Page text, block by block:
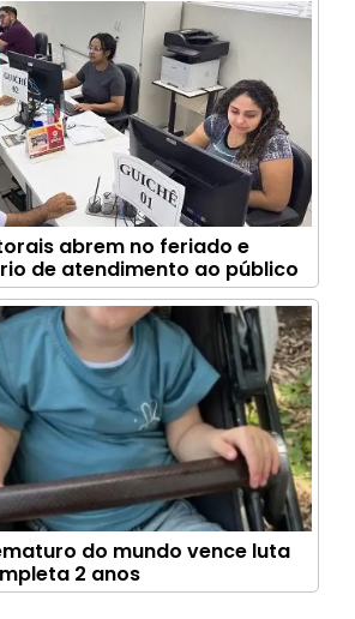
abrem no feriado e
de atendimento ao público
do mundo vence luta
2 anos